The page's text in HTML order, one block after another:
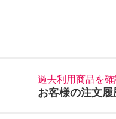
過去利用商品を
お客様の注文履